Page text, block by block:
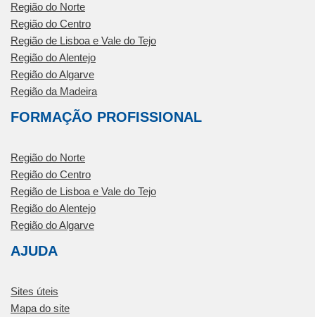
Região do Norte
Região do Centro
Região de Lisboa e Vale do Tejo
Região do Alentejo
Região do Algarve
Região da Madeira
FORMAÇÃO PROFISSIONAL
Região do Norte
Região do Centro
Região de Lisboa e Vale do Tejo
Região do Alentejo
Região do Algarve
AJUDA
Sites úteis
Mapa do site